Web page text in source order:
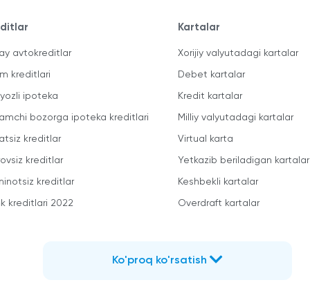
avtokreditlar
kreditlari
ipoteka
bozorga ipoteka kreditlari
kreditlar
kreditlar
kreditlar
kreditlari 2022
Kartalar
Xorijiy valyutadagi kartalar
Debet kartalar
Kredit kartalar
Milliy valyutadagi kartalar
Virtual karta
Yetkazib beriladigan kartalar
Keshbekli kartalar
Overdraft kartalar
Ko'proq ko'rsatish